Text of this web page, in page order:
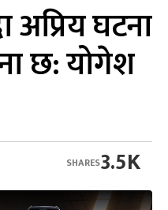
अप्रिय घटना
छ: योगेश
3.5K
SHARES